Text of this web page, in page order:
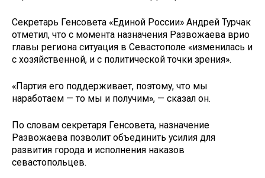
Секретарь Генсовета «Единой России» Андрей Турчак
отметил, что с момента назначения Развожаева врио
главы региона ситуация в Севастополе «изменилась и
с хозяйственной, и с политической точки зрения».
«Партия его поддерживает, поэтому, что мы
наработаем — то мы и получим», — сказал он.
По словам секретаря Генсовета, назначение
Развожаева позволит объединить усилия для
развития города и исполнения наказов
севастопольцев.